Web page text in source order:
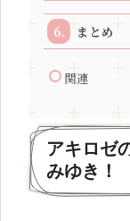
まとめ
関連
アキロゼ
みゆき！